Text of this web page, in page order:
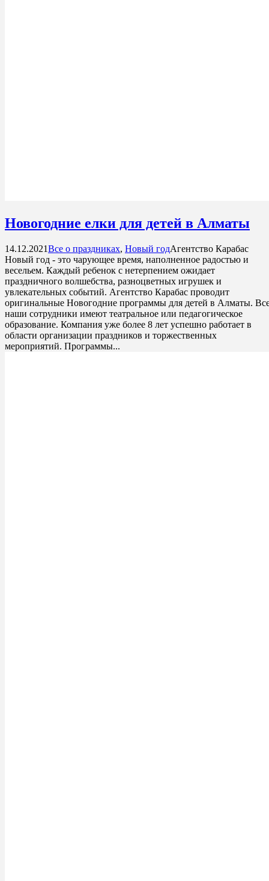
Новогодние елки для детей в Алматы
14.12.2021Все о праздниках, Новый годАгентство Карабас
Новый год - это чарующее время, наполненное радостью и
весельем. Каждый ребенок с нетерпением ожидает
праздничного волшебства, разноцветных игрушек и
увлекательных событий. Агентство Карабас проводит
оригинальные Новогодние программы для детей в Алматы.
наши сотрудники имеют театральное или педагогическое
образование. Компания уже более 8 лет успешно работает в
области организации праздников и торжественных
мероприятий. Программы...